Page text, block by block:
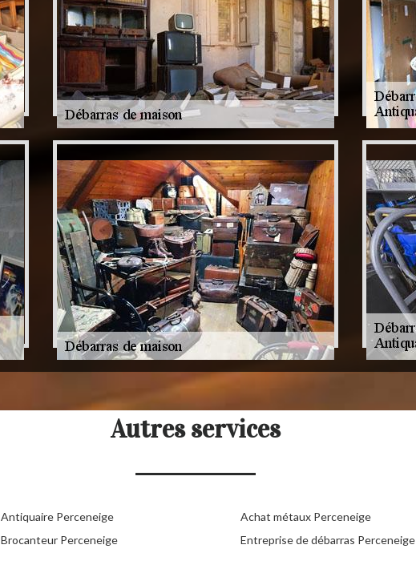
Autres services
Antiquaire Perceneige
Brocanteur Perceneige
Achat métaux Perceneige
Entreprise de débarras Perceneige